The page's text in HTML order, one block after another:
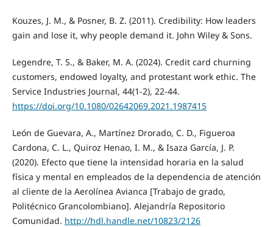
Kouzes, J. M., & Posner, B. Z. (2011). Credibility: How leaders
gain and lose it, why people demand it. John Wiley & Sons.
Legendre, T. S., & Baker, M. A. (2024). Credit card churning
customers, endowed loyalty, and protestant work ethic. The
Service Industries Journal, 44(1-2), 22-44.
https://doi.org/10.1080/02642069.2021.1987415
León de Guevara, A., Martínez Drorado, C. D., Figueroa
Cardona, C. L., Quiroz Henao, I. M., & Isaza García, J. P.
(2020). Efecto que tiene la intensidad horaria en la salud
física y mental en empleados de la dependencia de atención
al cliente de la Aerolínea Avianca [Trabajo de grado,
Politécnico Grancolombiano]. Alejandría Repositorio
Comunidad. http://hdl.handle.net/10823/2126